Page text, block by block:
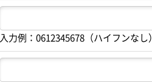
入力例：0612345678（ハイフンなし）